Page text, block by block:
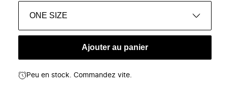
ONE SIZE
Ajouter au panier
Peu en stock. Commandez vite.